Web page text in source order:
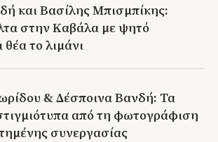
και Βασίλης Μπισμπίκης:
στην Καβάλα με ψητό
το λιμάνι
& Δέσποινα Βανδή: Τα
από τη φωτογράφιση
συνεργασίας